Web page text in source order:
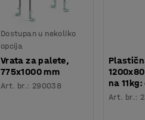
Dostupan u nekoliko
opcija
Vrata za palete,
775x1000 mm
Art. br.: 290038
na
Art. br.: